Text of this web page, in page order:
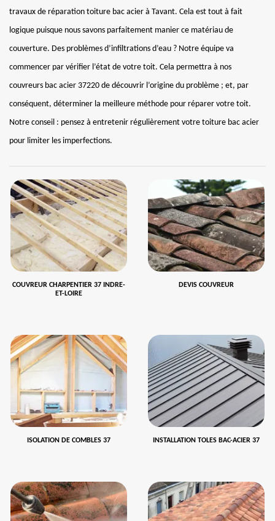
travaux de réparation toiture bac acier à Tavant. Cela est tout à fait
logique puisque nous savons parfaitement manier ce matériau de
couverture. Des problèmes d’infiltrations d’eau ? Notre équipe va
commencer par vérifier l’état de votre toit. Cela permettra à nos
couvreurs bac acier 37220 de découvrir l’origine du problème ; et, par
conséquent, déterminer la meilleure méthode pour réparer votre toit.
Notre conseil : pensez à entretenir régulièrement votre toiture bac acier
pour limiter les imperfections.
COUVREUR CHARPENTIER 37 INDRE-
ET-LOIRE
DEVIS COUVREUR
ISOLATION DE COMBLES 37 INSTALLATION TOLES BAC-ACIER 37